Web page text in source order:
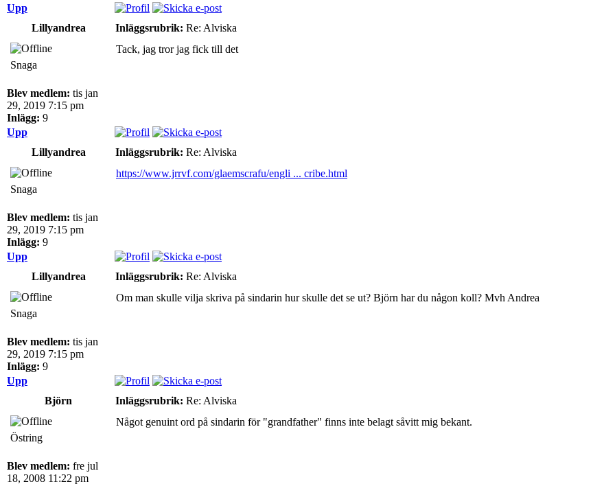
Upp
Lillyandrea
Inläggsrubrik: Re: Alviska
Snaga
Blev medlem: tis jan
29, 2019 7:15 pm
Inlägg: 9
Tack, jag tror jag fick till det
Upp
Lillyandrea
Inläggsrubrik: Re: Alviska
Snaga
Blev medlem: tis jan
29, 2019 7:15 pm
Inlägg: 9
https://www.jrrvf.com/glaemscrafu/engli ... cribe.html
Upp
Lillyandrea
Inläggsrubrik: Re: Alviska
Snaga
Blev medlem: tis jan
29, 2019 7:15 pm
Inlägg: 9
Om man skulle vilja skriva på sindarin hur skulle det se ut? Björn har du någon koll? Mvh Andrea
Upp
Björn
Inläggsrubrik: Re: Alviska
Östring
Blev medlem: fre jul
18, 2008 11:22 pm
Något genuint ord på sindarin för "grandfather" finns inte belagt såvitt mig bekant.